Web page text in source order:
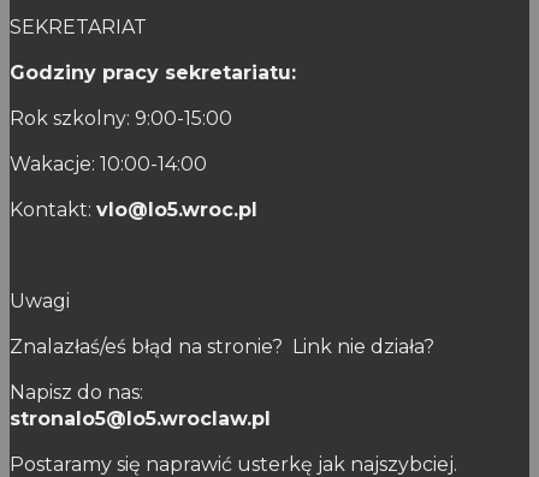
SEKRETARIAT
Godziny pracy sekretariatu:
Rok szkolny: 9:00-15:00
Wakacje: 10:00-14:00
Kontakt: vlo@lo5.wroc.pl
Uwagi
Znalazłaś/eś błąd na stronie? Link nie działa?
Napisz do nas:
stronalo5@lo5.wroclaw.pl
Postaramy się naprawić usterkę jak najszybciej.